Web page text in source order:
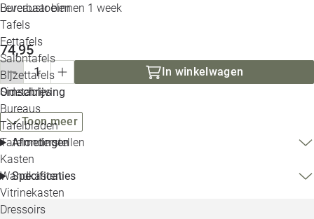
Bureaustoelen
Tafels
Eettafels
Salontafels
Bijzettafels
Sidetables
Bureaus
Tafelbladen
Tafelonderstellen
Kasten
Wandkasten
Vitrinekasten
Dressoirs
Leverbaar binnen 1 week
74,95
In winkelwagen
Omschrijving
Toon meer
Afmetingen
Specificaties